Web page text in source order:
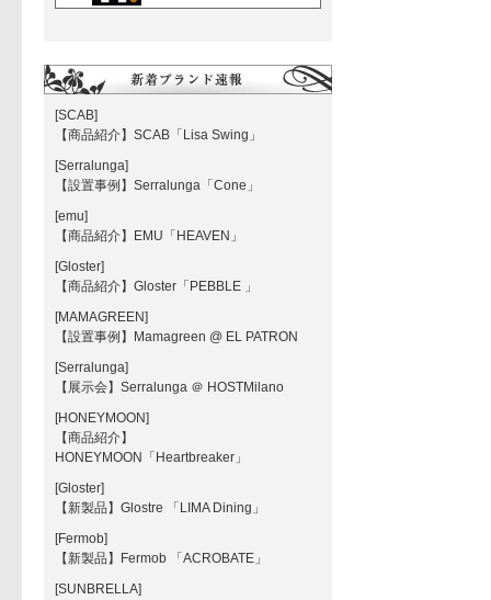
[SCAB]
【商品紹介】SCAB「Lisa Swing」
[Serralunga]
【設置事例】Serralunga「Cone」
[emu]
【商品紹介】EMU「HEAVEN」
[Gloster]
【商品紹介】Gloster「PEBBLE 」
[MAMAGREEN]
【設置事例】Mamagreen @ EL PATRON
[Serralunga]
【展示会】Serralunga ＠ HOSTMilano
[HONEYMOON]
【商品紹介】
HONEYMOON「Heartbreaker」
[Gloster]
【新製品】Glostre 「LIMA Dining」
[Fermob]
【新製品】Fermob 「ACROBATE」
[SUNBRELLA]